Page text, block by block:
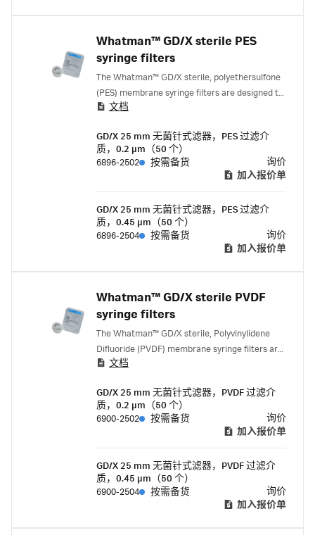
Whatman™ GD/X sterile PES
syringe filters
The Whatman™ GD/X sterile, polyethersulfone
(PES) membrane syringe filters are designed to
enable the filtration of viscous, hard-to-filter
polypropylene housing, high-efficiency
Whatman™ GMF 150 and GF/F pre-filter media,
文档
GD/X 25 mm 无菌针式滤器，PES 过滤介
质，0.2 µm（50 个）
6896-2502
按需备货
询价
加入报价单
GD/X 25 mm 无菌针式滤器，PES 过滤介
质，0.45 µm（50 个）
6896-2504
按需备货
询价
加入报价单
Whatman™ GD/X sterile PVDF
syringe filters
The Whatman™ GD/X sterile, Polyvinylidene
Difluoride (PVDF) membrane syringe filters are
designed to enable the filtration of viscous,
Each unit contains a prefiltration stack of
Whatman multigrade glass microfiber (GMF)
and Glass fiber (GF/F) filters. The combination
loaded samples.
文档
GD/X 25 mm 无菌针式滤器，PVDF 过滤介
质，0.2 µm（50 个）
6900-2502
按需备货
询价
加入报价单
GD/X 25 mm 无菌针式滤器，PVDF 过滤介
质，0.45 µm（50 个）
6900-2504
按需备货
询价
加入报价单